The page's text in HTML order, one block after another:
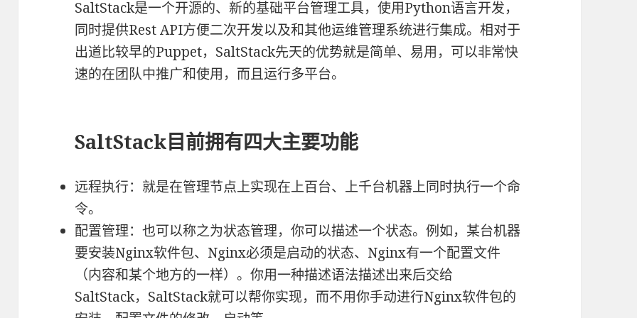
SaltStack是一个开源的、新的基础平台管理工具，使用Python语言开发，
同时提供Rest API方便二次开发以及和其他运维管理系统进行集成。相对于
出道比较早的Puppet，SaltStack先天的优势就是简单、易用，可以非常快
速的在团队中推广和使用，而且运行多平台。
SaltStack目前拥有四大主要功能
远程执行：就是在管理节点上实现在上百台、上千台机器上同时执行一个命
令。
配置管理：也可以称之为状态管理，你可以描述一个状态。例如，某台机器
要安装Nginx软件包、Nginx必须是启动的状态、Nginx有一个配置文件
（内容和某个地方的一样）。你用一种描述语法描述出来后交给
SaltStack，SaltStack就可以帮你实现，而不用你手动进行Nginx软件包的